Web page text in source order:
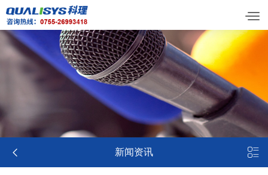
 新闻资讯 